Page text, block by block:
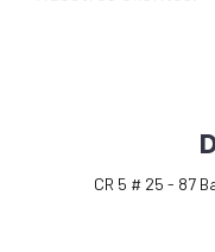
CR 5 # 25 - 87